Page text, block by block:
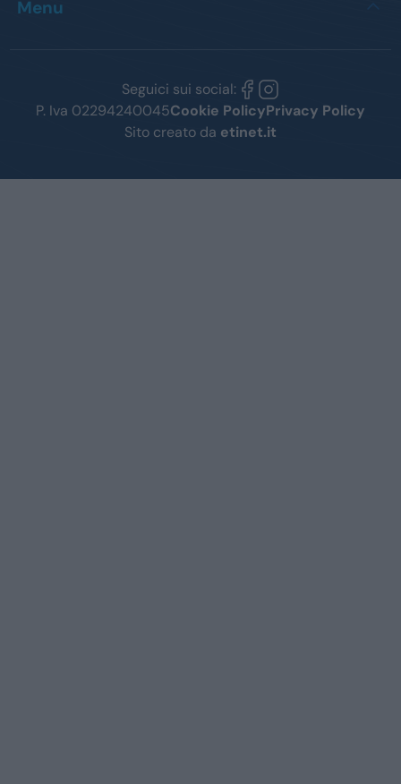
Menu
Seguici sui social:
P. Iva 02294240045Cookie PolicyPrivacy Policy
Sito creato da etinet.it